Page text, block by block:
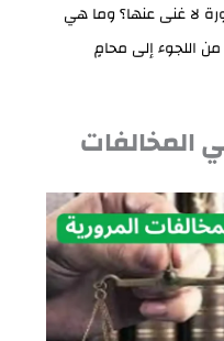
لا غنى عنها؟ وما هي
من اللجوء إلى محامٍ
المخالفات